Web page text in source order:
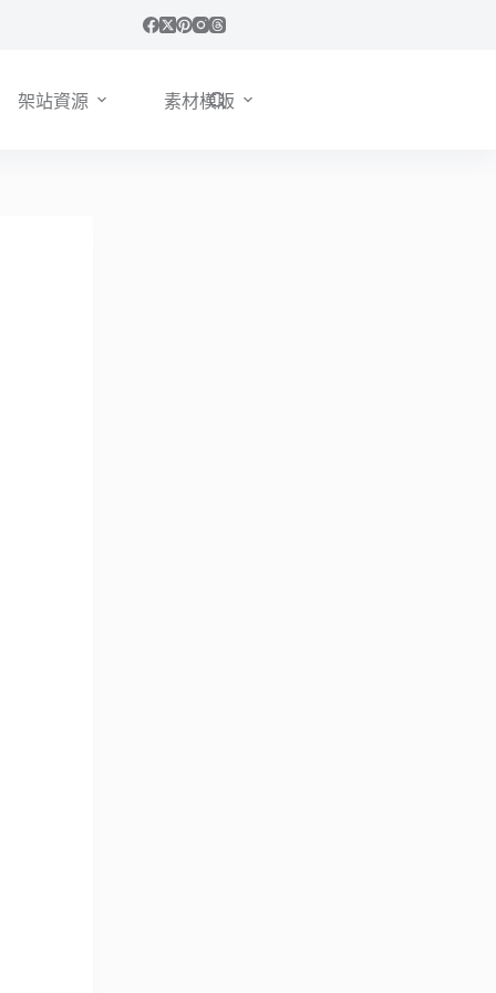
架站資源 素材模版